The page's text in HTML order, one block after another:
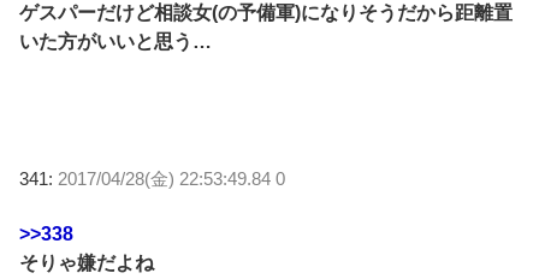
ゲスパーだけど相談女(の予備軍)になりそうだから距離置
いた方がいいと思う…
341: 2017/04/28(金) 22:53:49.84 0
>>338
そりゃ嫌だよね